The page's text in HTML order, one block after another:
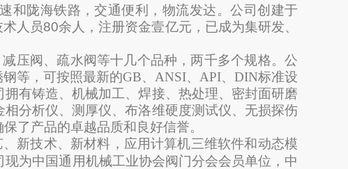
和陇海铁路，交通便利，物流发达。公司创建于
人员80余人，注册资金壹亿元，已成为集研发、
压阀、疏水阀等十几个品种，两千多个规格。公
等，可按照最新的GB、ANSI、API、DIN标准设
有铸造、机械加工、焊接、热处理、密封面研磨
分析仪、测厚仪、布洛维硬度测试仪、无损探伤
了产品的卓越品质和良好信誉。
新技术、新材料， 应用计算机三维软件和动态模
为中国通用机械工业协会阀门分会会员单位，中